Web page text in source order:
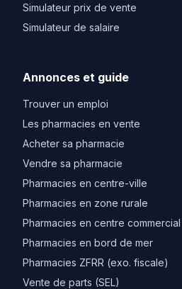
Simulateur prix de vente
Simulateur de salaire
Annonces et guide
Trouver un emploi
Les pharmacies en vente
Acheter sa pharmacie
Vendre sa pharmacie
Pharmacies en centre-ville
Pharmacies en zone rurale
Pharmacies en centre commercial
Pharmacies en bord de mer
Pharmacies ZFRR (exo. fiscale)
Vente de parts (SEL)